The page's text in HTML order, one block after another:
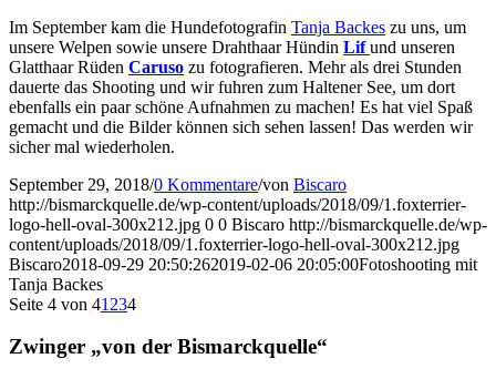
Im September kam die Hundefotografin Tanja Backes zu uns, um
unsere Welpen sowie unsere Drahthaar Hündin Lifund unseren
Glatthaar Rüden Caruso zu fotografieren. Mehr als drei Stunden
dauerte das Shooting und wir fuhren zum Haltener See, um dort
ebenfalls ein paar schöne Aufnahmen zu machen! Es hat viel Spaß
gemacht und die Bilder können sich sehen lassen! Das werden wir
sicher mal wiederholen.
September 29, 2018/0 Kommentare/von Biscaro
http://bismarckquelle.de/wp-content/uploads/2018/09/1.foxterrier-
logo-hell-oval-300x212.jpg 0 0 Biscaro http://bismarckquelle.de/wp-
content/uploads/2018/09/1.foxterrier-logo-hell-oval-300x212.jpg
Biscaro2018-09-29 20:50:262019-02-06 20:05:00Fotoshooting mit
Tanja Backes
Seite 4 von 41 234
Zwinger „von der Bismarckquelle“